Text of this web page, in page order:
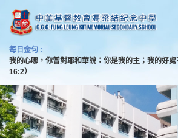
每日金句 :
我的心哪，你曾對耶和華說：你是我的主；我的好
16:2）